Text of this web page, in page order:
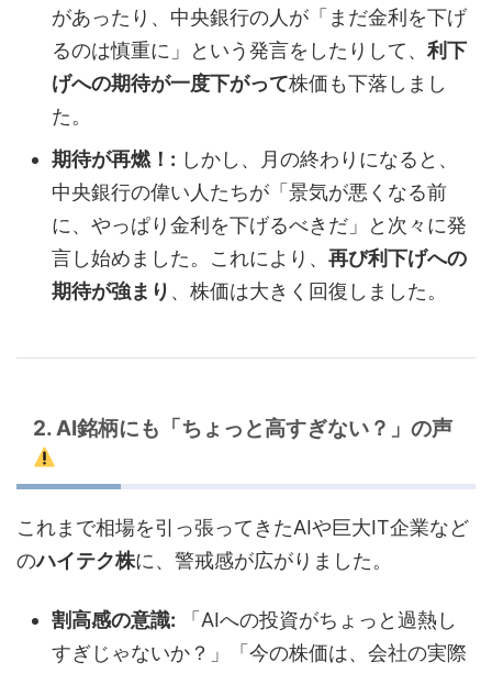
があったり、中央銀行の人が「まだ金利を下げ
るのは慎重に」という発言をしたりして、 利下
げへの期待が一度下がって株価も下落しまし
た。
期待が再燃！: しかし、月の終わりになると、
中央銀行の偉い人たちが「景気が悪くなる前
に、やっぱり金利を下げるべきだ」と次々に発
言し始めました。これにより、 再び利下げへの
期待が強まり 、株価は大きく回復しました。
2. AI銘柄にも「ちょっと高すぎない？」の声
これまで相場を引っ張ってきたAIや巨大IT企業など
のハイテク株に、警戒感が広がりました。
割高感の意識: 「AIへの投資がちょっと過熱し
すぎじゃないか？」「今の株価は、会社の実際